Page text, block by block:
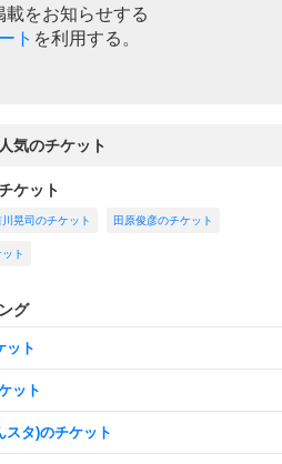
載をお知らせする
ト を利用する。
気のチケット
ケット
川晃司のチケット 田原俊彦のチケット
ト
グ
ット
ット
スタ)のチケット